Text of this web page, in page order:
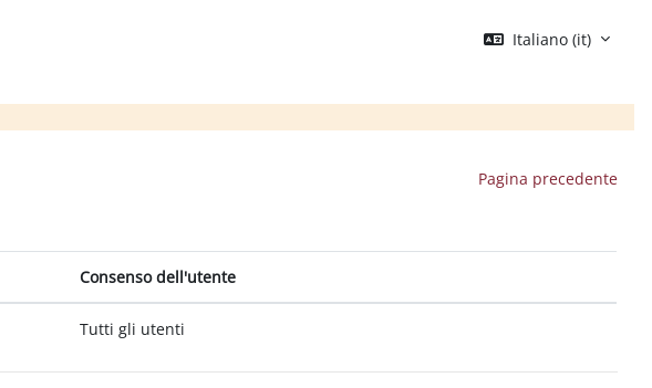
Italiano ‎(it)‎
Pagina precedente
Consenso dell'utente
Tutti gli utenti